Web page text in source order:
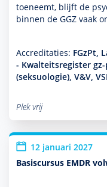
toeneemt, blijft de
binnen de GGZ vaak
Accreditaties: FGzPt,
- Kwalteitsregister gz-
(seksuologie), V&V,
Plek vrij
12 januari 2027
Basiscursus EMDR